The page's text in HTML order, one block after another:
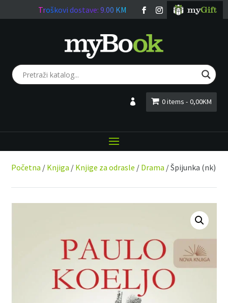
Troškovi dostave: 9.00 KM
0 items 0,00KM
Početna / Knjiga / Knjige za odrasle / Drama / Špijunka (nk)